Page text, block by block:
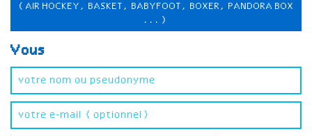
(AIR HOCKEY, BASKET, BABYFOOT, BOXER, PANDORA BOX
...)
Vous